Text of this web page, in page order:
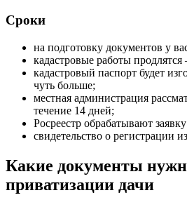
Сроки
на подготовку документов у
кадастровые работы
кадастровый паспорт будет
чуть больше;
местная администрация
течение 14 дней;
Росреестр обрабатывают
свидетельство о регистрации
Какие документы
приватизации дачи